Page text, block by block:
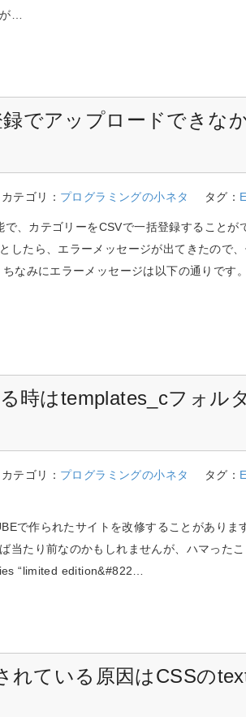
…
でアップロードできな
カテゴリ： プログラミングの小ネタ タグ：
で、カテゴリーをCSVで一括登録することが
したら、エラーメッセージが出てきたので
なみにエラーメッセージは以下の通りです
時はtemplates_cフォル
カテゴリ： プログラミングの小ネタ タグ：
で作られたサイトを改修することがありま
当たり前なのかもしれませんが、ハマった
“limited edition&#822…
れている原因はCSSの